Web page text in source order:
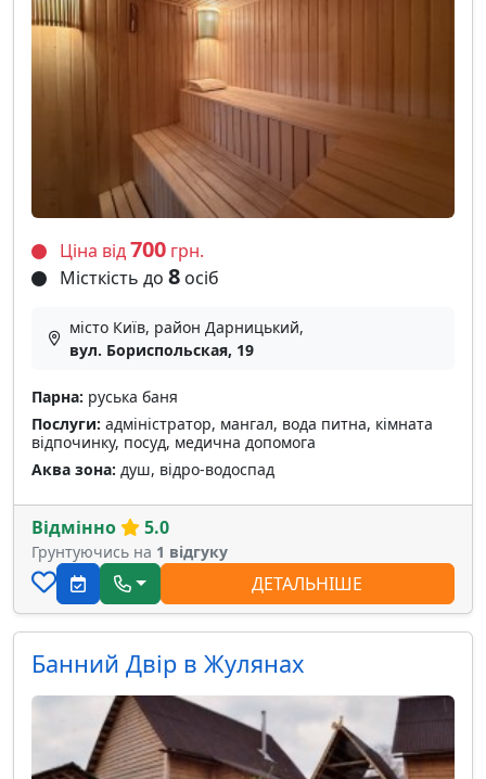
Ціна від700 грн.
Місткість до 8 осіб
місто Київ, район Дарницький,
вул. Бориспольская, 19
Парна: руська баня
Послуги: адміністратор, мангал, вода питна, кімната
відпочинку, посуд, медична допомога
Аква зона: душ, відро-водоспад
Відмінно 5.0
Грунтуючись на 1 відгуку
ДЕТАЛЬНІШЕ
Банний Двір в Жулянах